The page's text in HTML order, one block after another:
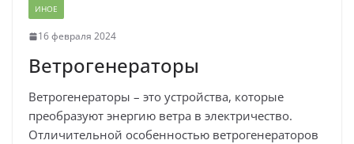
ИНОЕ
16 февраля 2024
Ветрогенераторы
Ветрогенераторы – это устройства, которые
преобразуют энергию ветра в электричество.
Отличительной особенностью ветрогенераторов